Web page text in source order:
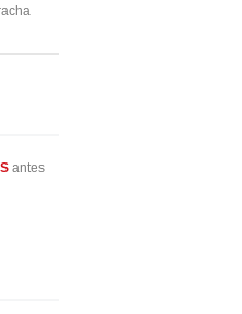
antes